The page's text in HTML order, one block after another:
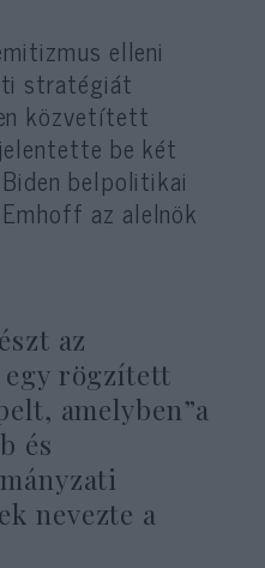
elleni
stratégiát
közvetített
be két
belpolitikai
az alelnök
az
egy rögzített
amelyben”a
és
nevezte a